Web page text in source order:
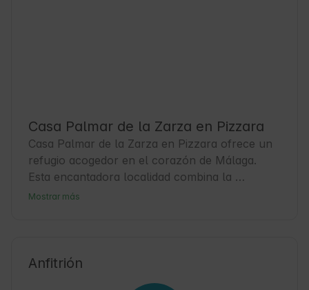
Casa Palmar de la Zarza en Pizzara
Casa Palmar de la Zarza en Pizzara ofrece un
refugio acogedor en el corazón de Málaga.
Esta encantadora localidad combina la
tranquilidad del campo con la cercanía a la
ambiente relajado, perfecto para desconectar.
Mostrar más
Anfitrión